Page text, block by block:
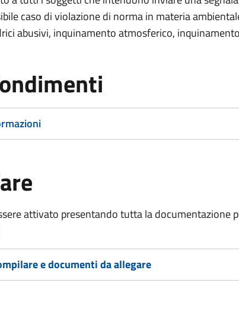
caso di violazione di norma in materia
abusivi, inquinamento atmosferico,
attivato presentando tutta la documentazione
e documenti da allegare